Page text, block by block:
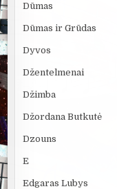
Dūmas
Dūmas ir Grūdas
Dyvos
Džentelmenai
Džimba
Džordana Butkutė
Dzouns
E
Edgaras Lubys